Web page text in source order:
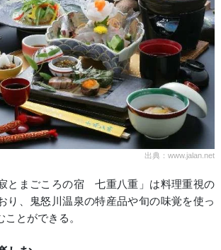
出典：www.jalan.net
とまごころの宿 七重八重」は料理重視の
り、鬼怒川温泉の特産品や旬の味覚を使っ
とができる。